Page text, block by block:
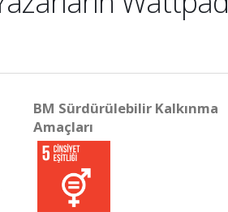
BM Sürdürülebilir Kalkınma
Amaçları